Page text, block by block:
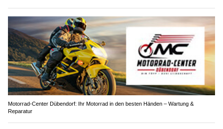
Motorrad-Center Dübendorf: Ihr Motorrad in den besten Händen – Wartung &
Reparatur